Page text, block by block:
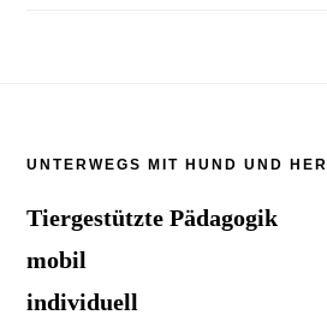
UNTERWEGS MIT HUND UND
Tiergestützte Pädagogik
mobil
individuell